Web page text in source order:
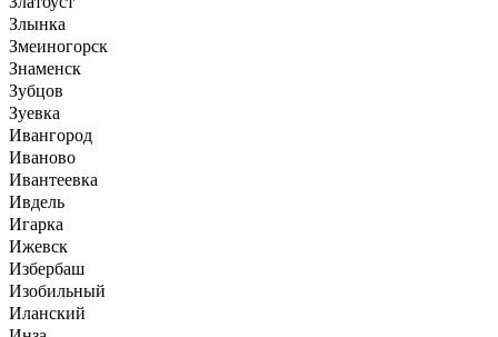
Злынка
Змеиногорск
Знаменск
Зубцов
Зуевка
Ивангород
Иваново
Ивантеевка
Ивдель
Игарка
Ижевск
Избербаш
Изобильный
Иланский